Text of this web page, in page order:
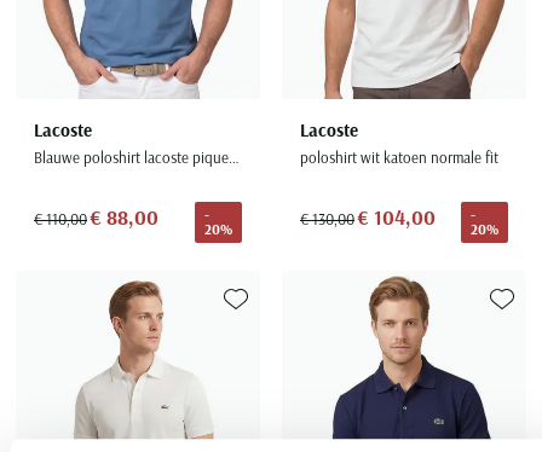
Lacoste
Blauwe poloshirt lacoste pique classic fit
€ 110,00€ 88,00
-
20%
Lacoste
poloshirt wit katoen normale fit
€ 130,00€ 104,00
-
20%
Toevoegen aan favorieten